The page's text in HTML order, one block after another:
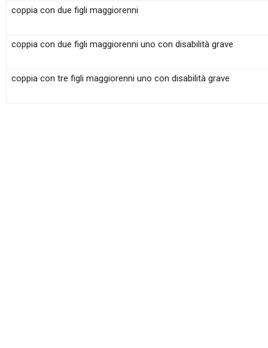
coppia con due figli maggiorenni
coppia con due figli maggiorenni uno con disabilità grave
coppia con tre figli maggiorenni uno con disabilità grave